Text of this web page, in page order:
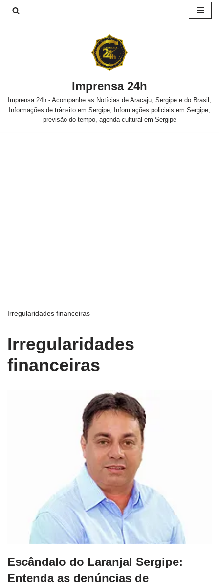
Imprensa 24h
Imprensa 24h - Acompanhe as Notícias de Aracaju, Sergipe e do Brasil,
Informações de trânsito em Sergipe, Informações policiais em Sergipe,
previsão do tempo, agenda cultural em Sergipe
Irregularidades financeiras
Irregularidades
financeiras
Escândalo do Laranjal Sergipe:
Entenda as denúncias de